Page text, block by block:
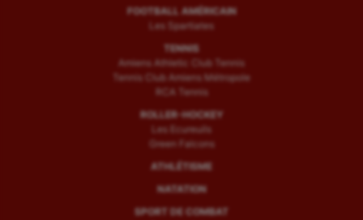
FOOTBALL AMÉRICAIN
Les Spartiates
TENNIS
Amiens Athletic Club Tennis
Tennis Club Amiens Métropole
RCA Tennis
ROLLER-HOCKEY
Les Ecureuils
Green Falcons
ATHLÉTISME
NATATION
SPORT DE COMBAT